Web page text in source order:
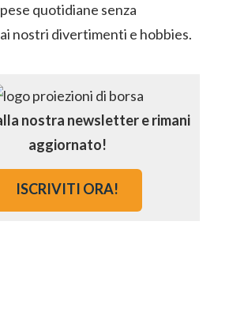
quotidiane senza
nostri divertimenti e hobbies.
nostra newsletter e rimani
aggiornato!
ISCRIVITI ORA!